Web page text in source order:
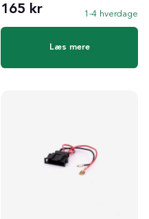
165 kr 1-4 hverdage
Læs mere